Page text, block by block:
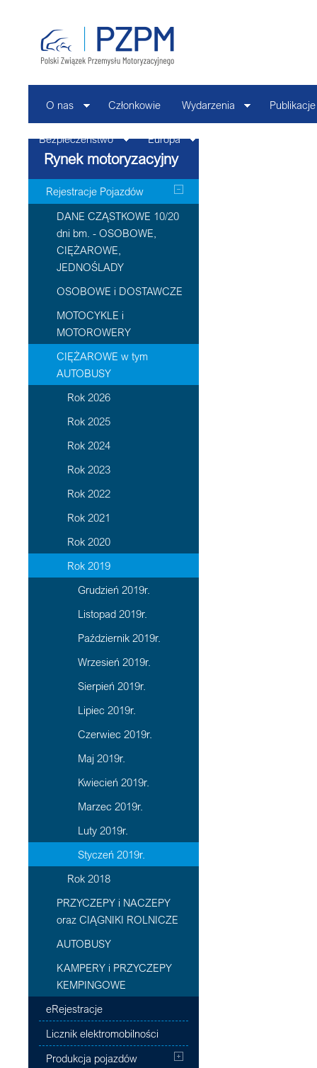
O nas Członkowie Wydarzenia Publikacje
Bezpieczeństwo Europa
Rynek motoryzacyjny
Rejestracje Pojazdów
DANE CZĄSTKOWE 10/20
dni bm. - OSOBOWE,
CIĘŻAROWE,
JEDNOŚLADY
OSOBOWE i DOSTAWCZE
MOTOCYKLE i
MOTOROWERY
CIĘŻAROWE w tym
AUTOBUSY
Rok 2026
Rok 2025
Rok 2024
Rok 2023
Rok 2022
Rok 2021
Rok 2020
Rok 2019
Grudzień 2019r.
Listopad 2019r.
Październik 2019r.
Wrzesień 2019r.
Sierpień 2019r.
Lipiec 2019r.
Czerwiec 2019r.
Maj 2019r.
Kwiecień 2019r.
Marzec 2019r.
Luty 2019r.
Styczeń 2019r.
Rok 2018
PRZYCZEPY i NACZEPY
oraz CIĄGNIKI ROLNICZE
AUTOBUSY
KAMPERY i PRZYCZEPY
KEMPINGOWE
eRejestracje
Licznik elektromobilności
Produkcja pojazdów